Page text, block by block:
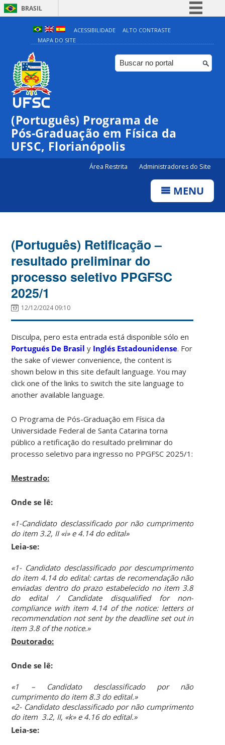
BRASIL
Simplifique!
Comunica BR
Participe
ACESSIBILIDADE
ALTO CONTRASTE
MAPA DO SITE
(Português) Programa de
Pós-Graduação em Física da
UFSC, Florianópolis
Área Restrita Administradores do Site
MENU
(Português) Retificação –
resultado preliminar do
processo seletivo PPGFSC
2025/1
12/12/2024 09:10
Disculpa, pero esta entrada está disponible sólo en
Portugués De Brasil y Inglés Estadounidense. For
the sake of viewer convenience, the content is
shown below in this site default language. You may
click one of the links to switch the site language to
another available language.
O Programa de Pós-Graduação em Física da
Universidade Federal de Santa Catarina torna
público a retificação do resultado preliminar do
processo seletivo para ingresso no PPGFSC 2025/1:
Mestrado:
Onde se lê:
«1-Candidato desclassificado por não cumprimento
do item 3.2, II «i» e 4.14 do edital»
Leia-se:
«1- Candidato desclassificado por descumprimento
do item 4.14 do edital: cartas de recomendação não
enviadas dentro do prazo estabelecido no item 3.8
do edital / Candidate disqualified for non-
compliance with item 4.14 of the notice: letters of
recommendation not sent by the deadline set out in
item 3.8 of the notice.»
Doutorado:
Onde se lê:
«1 – Candidato desclassificado por não
cumprimento do item 8.3 do edital.»
«2- Candidato desclassificado por não cumprimento
do item 3.2, II, «k» e 4.16 do edital.»
Leia-se: